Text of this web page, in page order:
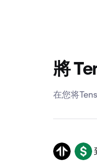
將
在您将
TNSR USD